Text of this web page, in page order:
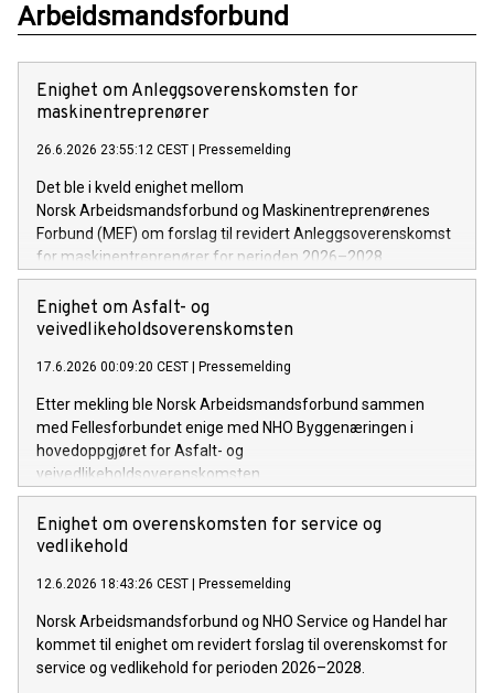
Arbeidsmandsforbund
Enighet om Anleggsoverenskomsten for
maskinentreprenører
26.6.2026 23:55:12 CEST Pressemelding
Det ble i kveld enighet mellom
Norsk Arbeidsmandsforbund og Maskinentreprenørenes
Forbund (MEF) om forslag til revidert Anleggsoverenskomst
for maskinentreprenører for perioden 2026–2028.
Enighet om Asfalt- og
veivedlikeholdsoverenskomsten
17.6.2026 00:09:20 CEST Pressemelding
Etter mekling ble Norsk Arbeidsmandsforbund sammen
med Fellesforbundet enige med NHO Byggenæringen i
hovedoppgjøret for Asfalt- og
veivedlikeholdsoverenskomsten.
Enighet om overenskomsten for service og
vedlikehold
12.6.2026 18:43:26 CEST Pressemelding
Norsk Arbeidsmandsforbund og NHO Service og Handel har
kommet til enighet om revidert forslag til overenskomst for
service og vedlikehold for perioden 2026–2028.